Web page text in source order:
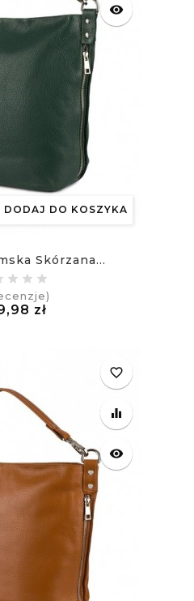
DODAJ DO KOSZYKA
visibility
Skórzana...
zł
favorite_border
equalizer
visibility